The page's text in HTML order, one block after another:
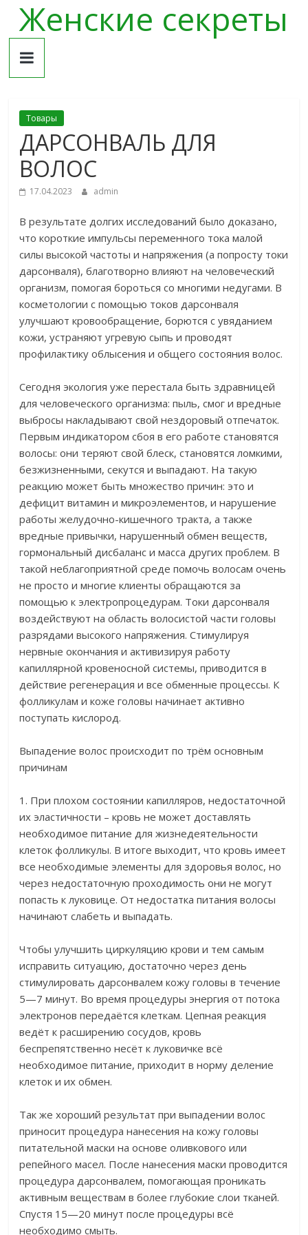
Skip
content
Женские секреты
Товары
ДАРСОНВАЛЬ ДЛЯ
ВОЛОС
17.04.2023 admin
В результате долгих исследований было доказано,
что короткие импульсы переменного тока малой
силы высокой частоты и напряжения (а попросту токи
дарсонваля), благотворно влияют на человеческий
организм, помогая бороться со многими недугами. В
косметологии с помощью токов дарсонваля
улучшают кровообращение, борются с увяданием
кожи, устраняют угревую сыпь и проводят
профилактику облысения и общего состояния волос.
Сегодня экология уже перестала быть здравницей
для человеческого организма: пыль, смог и вредные
выбросы накладывают свой нездоровый отпечаток.
Первым индикатором сбоя в его работе становятся
волосы: они теряют свой блеск, становятся ломкими,
безжизненными, секутся и выпадают. На такую
реакцию может быть множество причин: это и
дефицит витамин и микроэлементов, и нарушение
работы желудочно-кишечного тракта, а также
вредные привычки, нарушенный обмен веществ,
гормональный дисбаланс и масса других проблем. В
такой неблагоприятной среде помочь волосам очень
не просто и многие клиенты обращаются за
помощью к электропроцедурам. Токи дарсонваля
воздействуют на область волосистой части головы
разрядами высокого напряжения. Стимулируя
нервные окончания и активизируя работу
капиллярной кровеносной системы, приводится в
действие регенерация и все обменные процессы. К
фолликулам и коже головы начинает активно
поступать кислород.
Выпадение волос происходит по трём основным
причинам
1. При плохом состоянии капилляров, недостаточной
их эластичности – кровь не может доставлять
необходимое питание для жизнедеятельности
клеток фолликулы. В итоге выходит, что кровь имеет
все необходимые элементы для здоровья волос, но
через недостаточную проходимость они не могут
попасть к луковице. От недостатка питания волосы
начинают слабеть и выпадать.
Чтобы улучшить циркуляцию крови и тем самым
исправить ситуацию, достаточно через день
стимулировать дарсонвалем кожу головы в течение
5—7 минут. Во время процедуры энергия от потока
электронов передаётся клеткам. Цепная реакция
ведёт к расширению сосудов, кровь
беспрепятственно несёт к луковичке всё
необходимое питание, приходит в норму деление
клеток и их обмен.
Так же хороший результат при выпадении волос
приносит процедура нанесения на кожу головы
питательной маски на основе оливкового или
репейного масел. После нанесения маски проводится
процедура дарсонвалем, помогающая проникать
активным веществам в более глубокие слои тканей.
Спустя 15—20 минут после процедуры всё
необходимо смыть.